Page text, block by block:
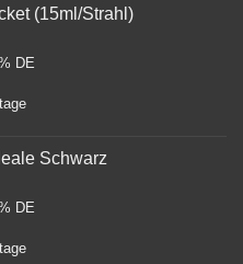
(15ml/Strahl)
DE
Schwarz
DE